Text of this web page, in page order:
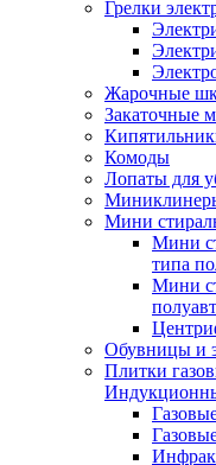
Грелки
Жарочные
Закаточные
Комоды
Лопаты для
Мини
Мини
типа
Мини
Обувницы и
Плитки